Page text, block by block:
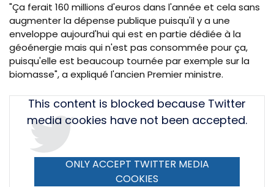
"Ça ferait 160 millions d'euros dans l'année et cela sans
augmenter la dépense publique puisqu'il y a une
enveloppe aujourd'hui qui est en partie dédiée à la
géoénergie mais qui n'est pas consommée pour ça,
puisqu'elle est beaucoup tournée par exemple sur la
biomasse", a expliqué l'ancien Premier ministre.
TweetThis content is blocked because Twitter
media cookies have not been accepted.
ONLY ACCEPT TWITTER MEDIA
COOKIES